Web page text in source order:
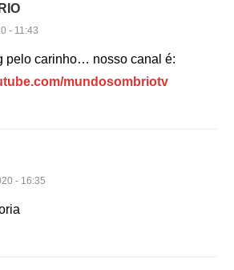
- 11:43
pelo carinho… nosso canal é:
mundosombriotv
- 16:35